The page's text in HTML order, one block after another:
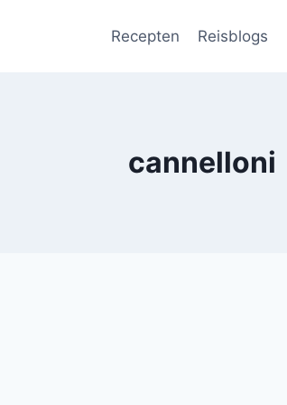
Recepten Reisblogs
cannelloni